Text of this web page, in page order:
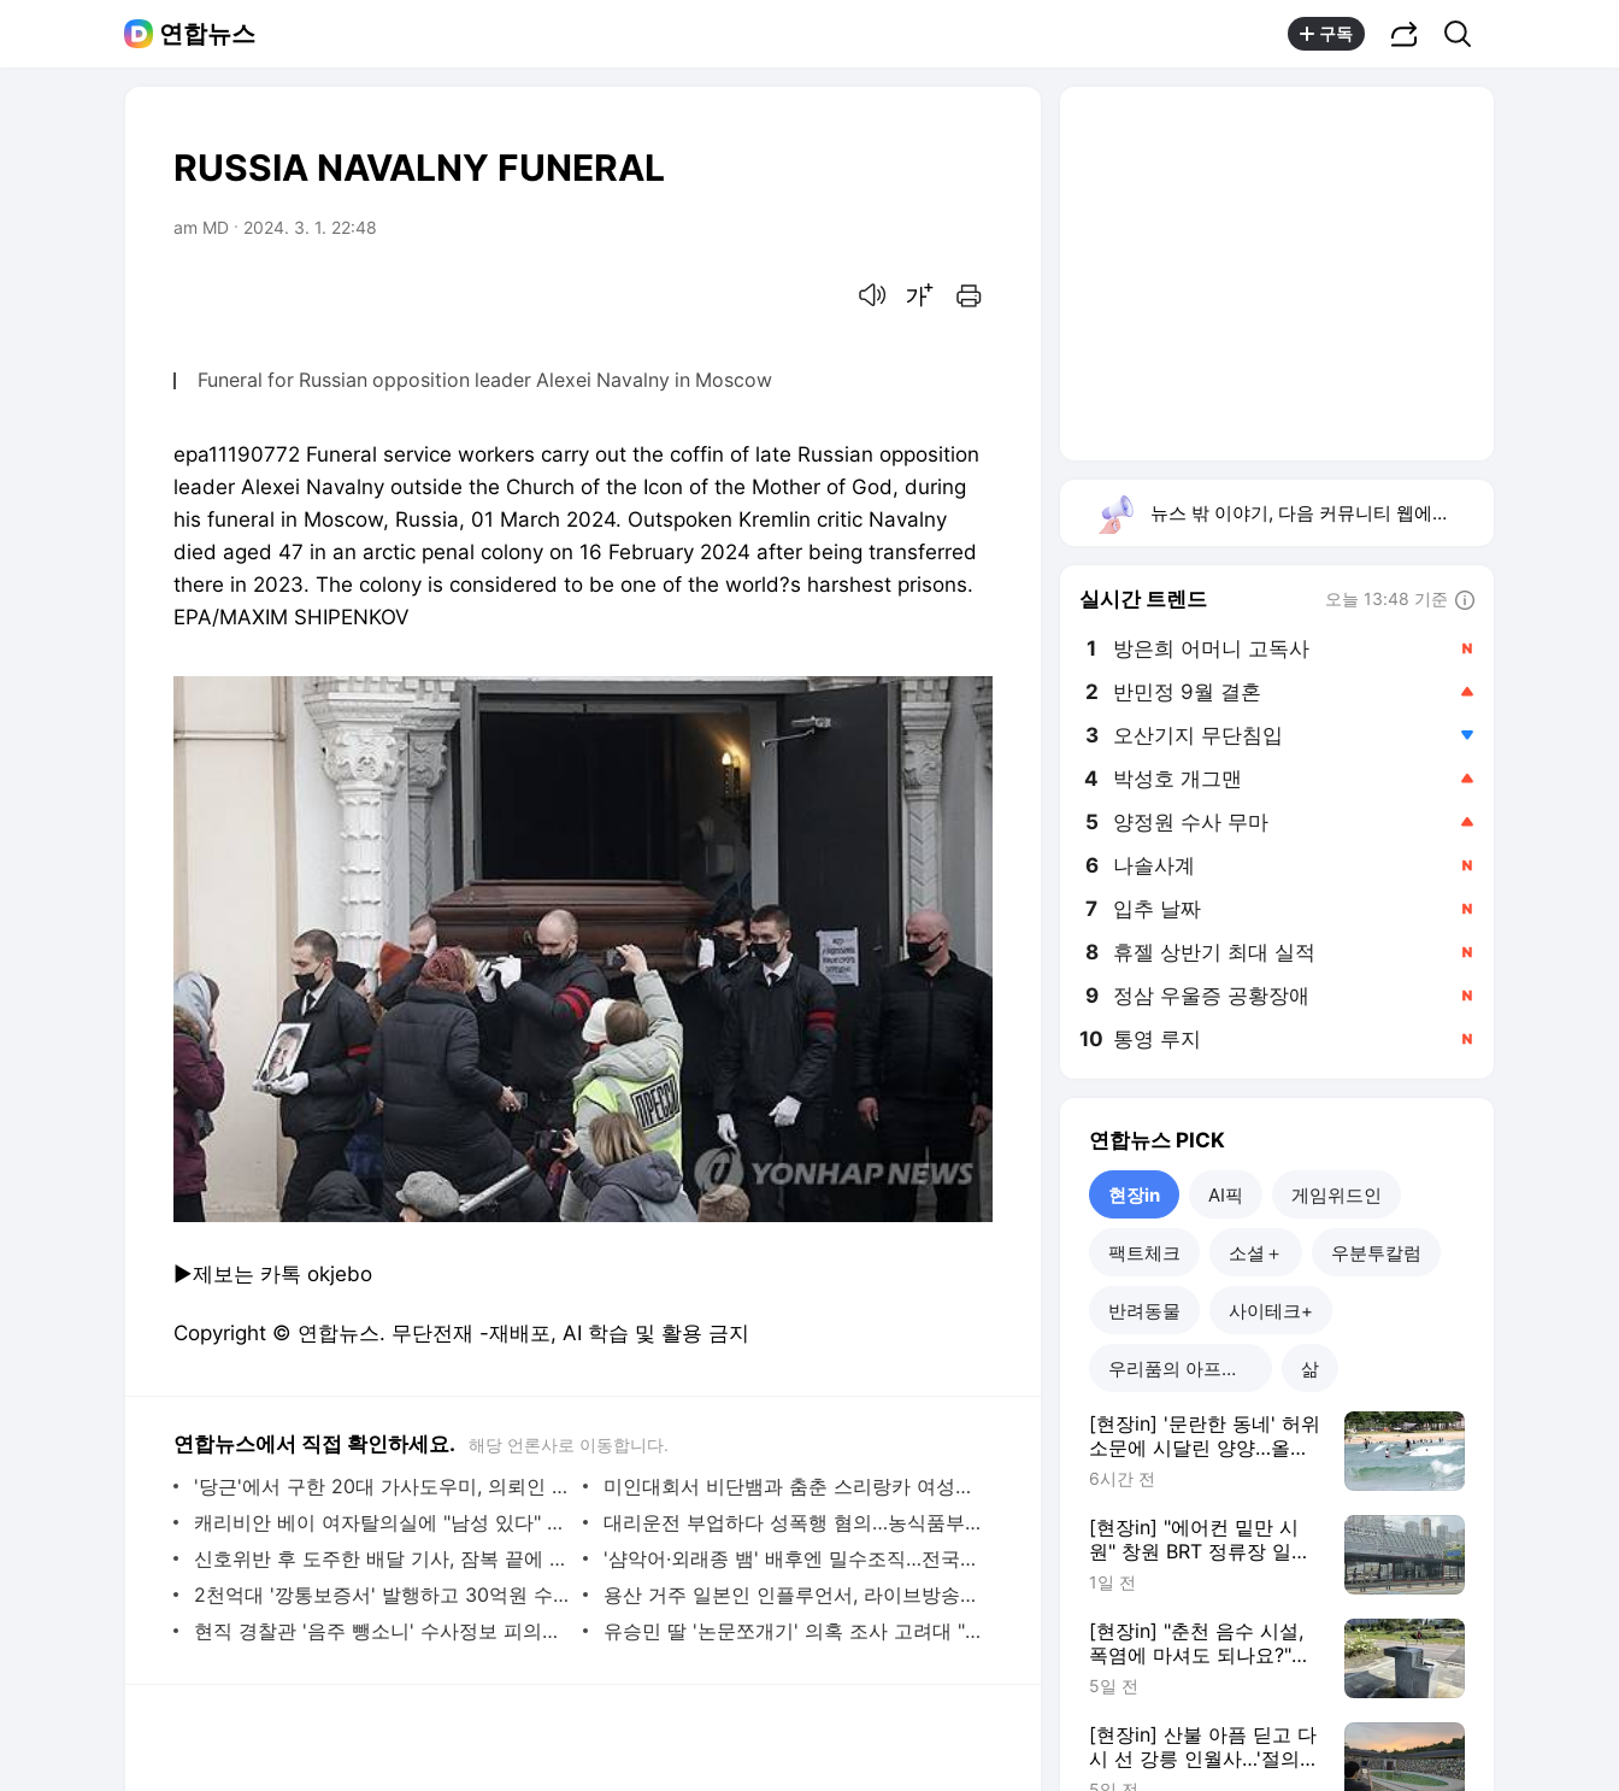
연합뉴스 구독
RUSSIA NAVALNY FUNERAL
am MD 2024. 3. 1. 22:48
Funeral for Russian opposition leader Alexei Navalny in Moscow
epa11190772 Funeral service workers carry out the coffin of late Russian opposition
leader Alexei Navalny outside the Church of the Icon of the Mother of God, during
his funeral in Moscow, Russia, 01 March 2024. Outspoken Kremlin critic Navalny
died aged 47 in an arctic penal colony on 16 February 2024 after being transferred
there in 2023. The colony is considered to be one of the world?s harshest prisons.
EPA/MAXIM SHIPENKOV
▶제보는 카톡 okjebo
Copyright © 연합뉴스. 무단전재 -재배포, AI 학습 및 활용 금지
연합뉴스에서 직접 확인하세요. 해당 언론사로 이동합니다.
'당근'에서 구한 20대 가사도우미, 의뢰인 모친 유품 훔쳐가 | 연합뉴스
미인대회서 비단뱀과 춤춘 스리랑카 여성…동물학대 벌금형 | 연합뉴스
캐리비안 베이 여자탈의실에 "남성 있다" 신고 | 연합뉴스
대리운전 부업하다 성폭행 혐의…농식품부 산하 기관 직원 구속 | 연합뉴스
신호위반 후 도주한 배달 기사, 잠복 끝에 잡고 보니 수배자 | 연합뉴스
'샴악어·외래종 뱀' 배후엔 밀수조직…전국으로 택배 판매했다(종합) | 연합뉴스
2천억대 '깡통보증서' 발행하고 30억원 수수료 챙긴 유령보험사 | 연합뉴스
용산 거주 일본인 인플루언서, 라이브방송 도중 사망 | 연합뉴스
현직 경찰관 '음주 뺑소니' 수사정보 피의자 지인에 유출 의혹(종합) | 연합뉴스
유승민 딸 '논문쪼개기' 의혹 조사 고려대 "연구부정행위 아냐" | 연합뉴스
뉴스 밖 이야기, 다음 커뮤니티 웹에서 보기
실시간 트렌드 오늘 13:48 기준
1 방은희 어머니 고독사
2 반민정 9월 결혼
3 오산기지 무단침입
4 박성호 개그맨
5 양정원 수사 무마
6 나솔사계
7 입추 날짜
8 휴젤 상반기 최대 실적
9 정삼 우울증 공황장애
10 통영 루지
연합뉴스 PICK
현장in AI픽 게임위드인
팩트체크 소셜＋ 우분투칼럼
반려동물 사이테크+
우리품의 아프리카인 삶
[현장in] '문란한 동네' 허위
소문에 시달린 양양…올여
름 피서객 급증
6시간 전
[현장in] "에어컨 밑만 시
원" 창원 BRT 정류장 일부
이용객 볼멘소리
1일 전
[현장in] "춘천 음수 시설,
폭염에 마셔도 되나요?"…
안내 없어 시민 혼란
5일 전
[현장in] 산불 아픔 딛고 다
시 선 강릉 인월사…'절의
문턱부터 낮췄다'